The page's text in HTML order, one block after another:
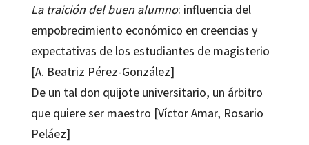
La traición del buen alumno: influencia del
empobrecimiento económico en creencias y
expectativas de los estudiantes de magisterio
[A. Beatriz Pérez-González]
De un tal don quijote universitario, un árbitro
que quiere ser maestro [Víctor Amar, Rosario
Peláez]